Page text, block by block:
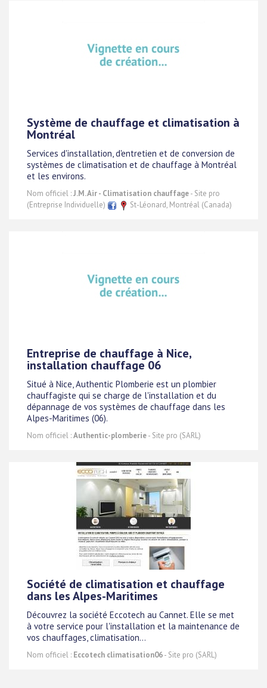
Système de chauffage et climatisation à
Montréal
Services d'installation, d'entretien et de conversion de
systèmes de climatisation et de chauffage à Montréal
et les environs.
Nom officiel :J.M. Air - Climatisation chauffage- Site pro
(Entreprise Individuelle)
St-Léonard, Montréal (Canada)
Entreprise de chauffage à Nice,
installation chauffage 06
Situé à Nice, Authentic Plomberie est un plombier
chauffagiste qui se charge de l'installation et du
dépannage de vos systèmes de chauffage dans les
Alpes-Maritimes (06).
Nom officiel :Authentic-plomberie- Site pro (SARL)
Société de climatisation et chauffage
dans les Alpes-Maritimes
Découvrez la société Eccotech au Cannet. Elle se met
à votre service pour l'installation et la maintenance de
vos chauffages, climatisation...
Nom officiel : Eccotech climatisation06- Site pro (SARL)